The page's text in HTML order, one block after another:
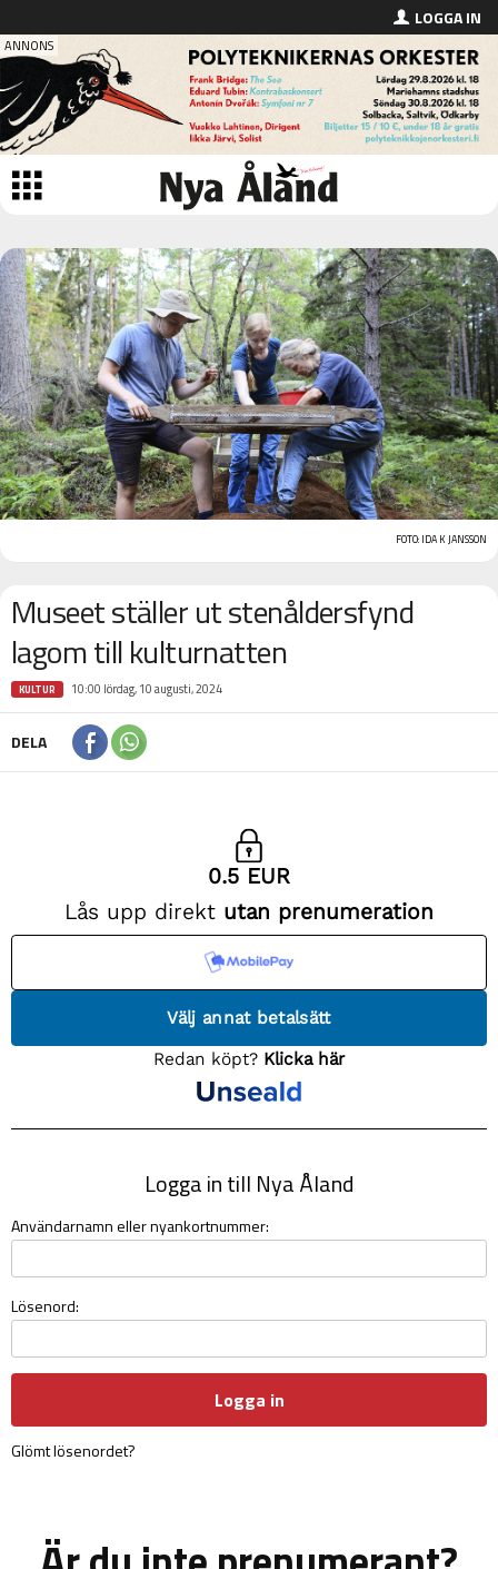
LOGGA IN
FOTO: IDA K JANSSON
Museet ställer ut stenåldersfynd
lagom till kulturnatten
KULTUR 10:00 lördag, 10 augusti, 2024
DELA